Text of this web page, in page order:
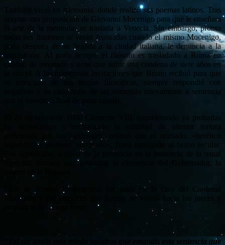
También vivió en Alemania, donde realizó sus poemas latinos. Tras
aceptar una proposición de Giovanni Mocenigo para que le enseñara
el arte de la memoria, se traslada a Venecia. Sin embargo, pronto
todas sus ilusiones se verán frustradas cuando el mismo Mocenigo,
poco después de su llegada a la ciudad italiana, le denuncia a la
Inquisición. Al poco tiempo, el filósofo es trasladado a Roma en
calidad de arrestado y tiene que sufrir una condena de siete años en
la cárcel. A las numerosas invitaciones que Bruno recibió para que
se retractase de sus teorías filosóficas, siempre respondió con
negativas y su caso hubo de ser sometido nuevamente a sentencia
con el veredicto final de pena capital.
El 20 de enero de 1600 Clemente VIII, considerando ya probadas
las acusaciones y rechazando la solicitud de ulterior tortura
presentada por los cardenales, ordenó que el acusado, «herético
impenitente, pertinaz, obstinado», fuera entregado al brazo secular.
Eso significaba, a pesar de la presencia en la sentencia de la usual
hipócrita fórmula que invocaba la clemencia del Gobernador, la
muerte en la hoguera.
El 8 de febrero la sentencia fue leída en la casa del Cardenal
Madruzzo y fue entonces que Bruno, se volvió hacia los jueces y
pronunció la famosa frase:
“Tal vez tenéis más miedo vosotros que emanáis esta sentencia que